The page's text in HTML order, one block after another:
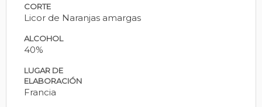
CORTE
Licor de Naranjas amargas
ALCOHOL
40%
LUGAR DE
ELABORACIÓN
Francia